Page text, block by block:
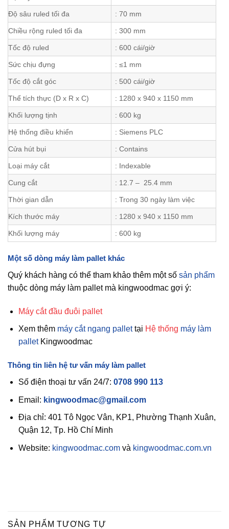
Độ sâu ruled tối đa : 70 mm
Chiều rộng ruled tối đa : 300 mm
Tốc độ ruled : 600 cái/giờ
Sức chịu đựng : ≤1 mm
Tốc độ cắt góc : 500 cái/giờ
Thể tích thực (D x R x C) : 1280 x 940 x 1150 mm
Khối lượng tịnh : 600 kg
Hệ thống điều khiển : Siemens PLC
Cửa hút bụi : Contains
Loại máy cắt : Indexable
Cung cắt : 12.7 – 25.4 mm
Thời gian dẫn : Trong 30 ngày làm việc
Kích thước máy : 1280 x 940 x 1150 mm
Khối lượng máy : 600 kg
Một số dòng máy làm pallet khác
Quý khách hàng có thể tham khảo thêm một số sản phẩm
thuộc dòng máy làm pallet mà kingwoodmac gợi ý:
Máy cắt đầu đuôi pallet
Xem thêm máy cắt ngang pallettại Hệ thống máy làm
palletKingwoodmac
Thông tin liên hệ tư vấn máy làm pallet
Số điện thoại tư vấn 24/7: 0708 990 113
Email: kingwoodmac@gmail.com
Địa chỉ: 401 Tô Ngọc Vân, KP1, Phường Thạnh Xuân,
Quận 12, Tp. Hồ Chí Minh
Website: kingwoodmac.comvà kingwoodmac.com.vn
SẢN PHẨM TƯƠNG TỰ